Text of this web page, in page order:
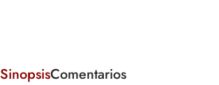
SinopsisComentarios